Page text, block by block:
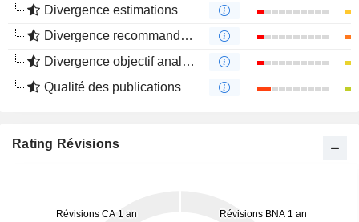
Divergence estimations
Divergence recommandations analystes
Divergence objectif analystes
Qualité des publications
Rating Révisions